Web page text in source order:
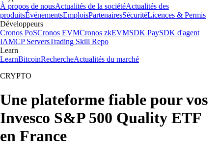
À propos de nousActualités de la sociétéActualités des
produitsÉvénementsEmploisPartenairesSécuritéLicences & Permis
Développeurs
Cronos PoSCronos EVMCronos zkEVMSDK PaySDK d'agent
IAMCP ServersTrading Skill Repo
Learn
LearnBitcoinRechercheActualités du marché
CRYPTO
Une plateforme fiable pour vos
Invesco S&P 500 Quality ETF
en France